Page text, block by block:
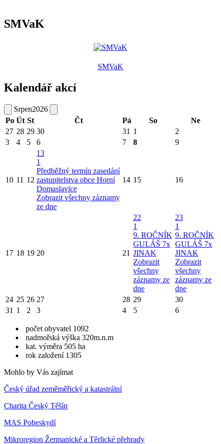
SMVaK
SMVaK
Kalendář akcí
Srpen2026
Po Út St Čt Pá So
Ne
27 28 29 30 31 1
2
3
4 5 6 7 8 9
10 11 12
13
1
Předběžný termín zasedání
zastupitelstva obce Horní
Domaslavice
Zobrazit všechny záznamy
ze dne
14 15 16
17 18 19 20 21
22
1
9. ROČNÍK
GULÁŠ 7x
JINAK
Zobrazit
všechny
záznamy ze
dne
23
1
9. ROČNÍK
GULÁŠ 7x
JINAK
Zobrazit
všechny
záznamy ze
dne
24 25 26 27 28 29
30
31 1 2 3 4 5 6
počet obyvatel 1092
nadmořská výška 320m.n.m
kat. výměra 505 ha
rok založení 1305
Mohlo by Vás zajímat
Český úřad zeměměřický a katastrální
Charita Český Těšín
MAS Pobeskydí
Mikroregion Žermanické a Těrlické přehrady